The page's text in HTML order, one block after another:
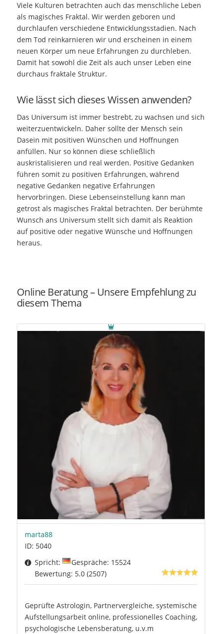
Viele Kulturen betrachten auch das menschliche Leben
als magisches Fraktal. Wir werden geboren und
durchlaufen verschiedene Entwicklungsstadien. Nach
dem Tod reinkarnieren wir und erscheinen in einem
neuen Körper um neue Erfahrungen zu durchleben.
Damit hat sowohl die Zeit als auch unser Leben eine
durchaus fraktale Struktur.
Wie lässt sich dieses Wissen anwenden?
Das Universum ist immer bestrebt, zu wachsen und sich
weiterzuentwickeln. Daher sollte der Mensch sein
Dasein mit positiven Wünschen und Hoffnungen
anfüllen. Nur so können diese schließlich
auskristalisieren und real werden. Positive Gedanken
führen somit zu positiven Erfahrungen, während
negative Gedanken negative Erfahrungen
hervorbringen. Diese Lebenseinstellung kann man
getrost als magisches Fraktal betrachten. Der berühmte
Wunsch ans Universum stellt sich damit als Reaktion
auf positive oder negative Wünsche und Hoffnungen
heraus.
Online Beratung – Unsere Empfehlung zu
diesem Thema
marta88
ID: 5040
Spricht:
Gespräche: 15524
Bewertung: 5.0 (2507)
Geprüfte Astrologin, Partnervergleiche, systemische
Aufstellungsarbeit online, professionelles Coaching,
psychologische Lebensberatung, u.v.m